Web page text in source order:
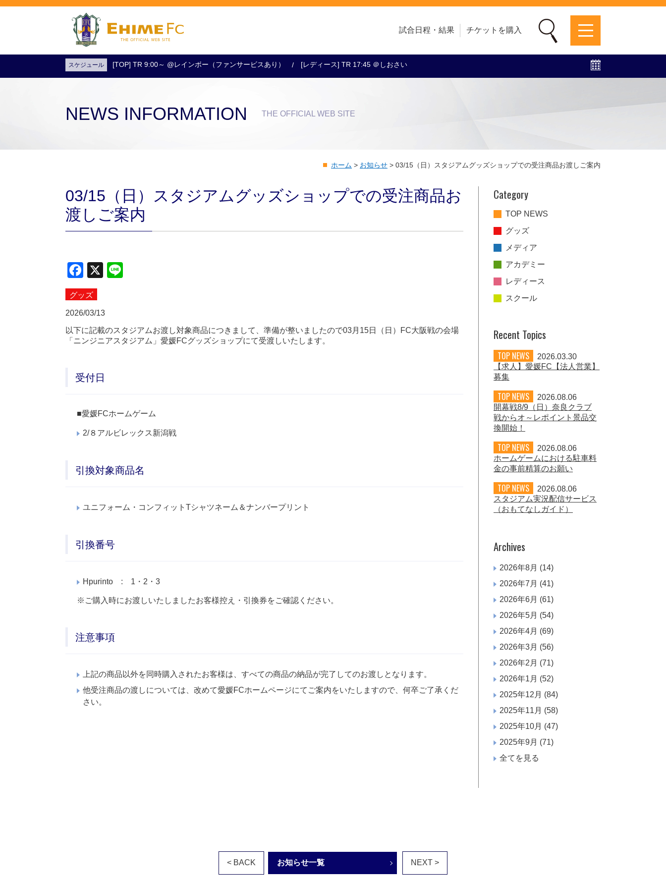
試合日程・結果 チケットを購入
試合日程・結果 アクセス クラブ・会社情報 レディース スクール
スケジュール [TOP] TR 9:00～ @レインボー（ファンサービスあり） [レディース] TR 17:45 ＠しおさい
NEWS INFORMATION THE OFFICIAL WEB SITE
ホーム > お知らせ > 03/15（日）スタジアムグッズショップでの受注商品お渡しご案内
03/15（日）スタジアムグッズショップでの受注商品お
渡しご案内
Facebook
X
グッズ
2026/03/13
以下に記載のスタジアムお渡し対象商品につきまして、準備が整いましたので03月15日（日）FC大阪戦の会場
「ニンジニアスタジアム」愛媛FCグッズショップにて受渡しいたします。
受付日
■愛媛FCホームゲーム
2/８アルビレックス新潟戦
引換対象商品名
ユニフォーム・コンフィットTシャツネーム＆ナンバープリント
引換番号
Hpurinto : 1・2・3
※ご購入時にお渡しいたしましたお客様控え・引換券をご確認ください。
注意事項
上記の商品以外を同時購入されたお客様は、すべての商品の納品が完了してのお渡しとなります。
他受注商品の渡しについては、改めて愛媛FCホームページにてご案内をいたしますので、何卒ご了承くだ
さい。
Category
TOP NEWS
グッズ
メディア
アカデミー
レディース
スクール
Recent Topics
TOP NEWS
2026.03.30
【求人】愛媛FC【法人営業】
募集
TOP NEWS
2026.08.06
開幕戦8/9（日）奈良クラブ
戦からオ～レポイント景品交
換開始！
TOP NEWS
2026.08.06
ホームゲームにおける駐車料
金の事前精算のお願い
TOP NEWS
2026.08.06
スタジアム実況配信サービス
（おもてなしガイド）
Archives
2026年8月 (14)
2026年7月 (41)
2026年6月 (61)
2026年5月 (54)
2026年4月 (69)
2026年3月 (56)
2026年2月 (71)
2026年1月 (52)
2025年12月 (84)
2025年11月 (58)
2025年10月 (47)
2025年9月 (71)
全てを見る
< BACK お知らせ一覧 NEXT >